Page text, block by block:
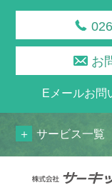
お
Eメールお問
サービス一覧